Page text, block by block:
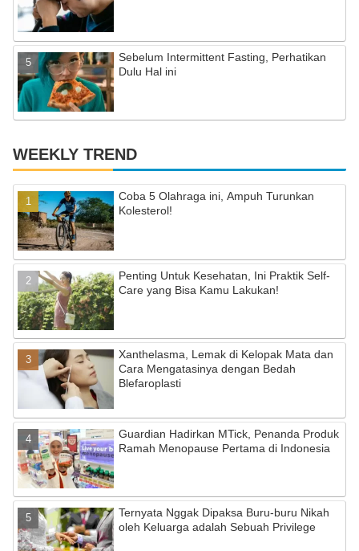
Sebelum Intermittent Fasting, Perhatikan
Dulu Hal ini
WEEKLY TREND
Coba 5 Olahraga ini, Ampuh Turunkan
Kolesterol!
Penting Untuk Kesehatan, Ini Praktik Self-
Care yang Bisa Kamu Lakukan!
Xanthelasma, Lemak di Kelopak Mata dan
Cara Mengatasinya dengan Bedah
Blefaroplasti
Guardian Hadirkan MTick, Penanda Produk
Ramah Menopause Pertama di Indonesia
Ternyata Nggak Dipaksa Buru-buru Nikah
oleh Keluarga adalah Sebuah Privilege